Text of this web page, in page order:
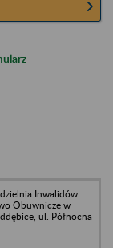
Inwalidów
Obuwnicze w
ul. Północna